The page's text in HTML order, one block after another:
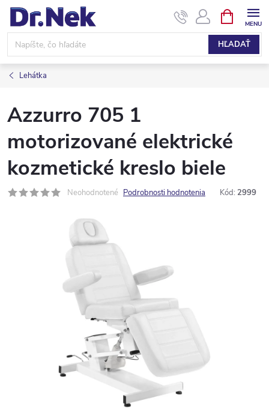
Prejsť
obsah
HĽADAŤ
KOŠÍK
Lehátka
Azzurro 705 1
motorizované elektrické
kozmetické kreslo biele
Neohodnotené Podrobnosti hodnotenia Kód: 2999